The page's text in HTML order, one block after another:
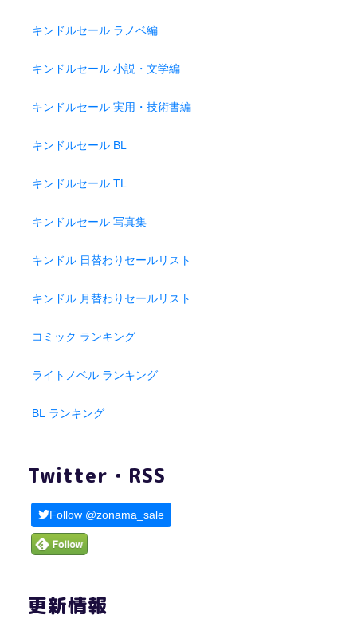
キンドルセール ラノベ編
キンドルセール 小説・文学編
キンドルセール 実用・技術書編
キンドルセール BL
キンドルセール TL
キンドルセール 写真集
キンドル 日替わりセールリスト
キンドル 月替わりセールリスト
コミック ランキング
ライトノベル ランキング
BL ランキング
Twitter・RSS
Follow @zonama_sale
更新情報